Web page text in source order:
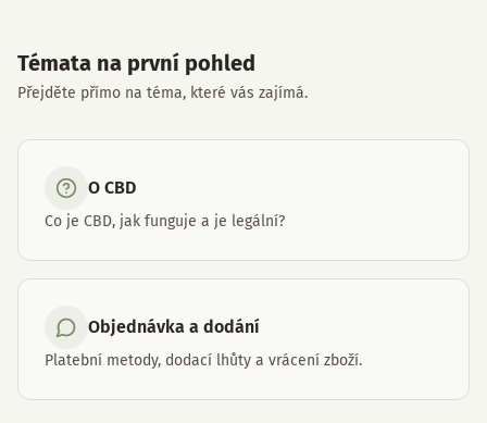
Témata na první pohled
Přejděte přímo na téma, které vás zajímá.
O CBD
Co je CBD, jak funguje a je legální?
Objednávka a dodání
Platební metody, dodací lhůty a vrácení zboží.